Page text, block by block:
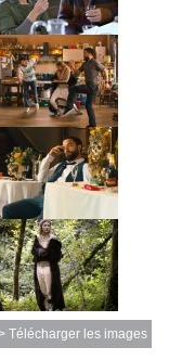
Télécharger les images